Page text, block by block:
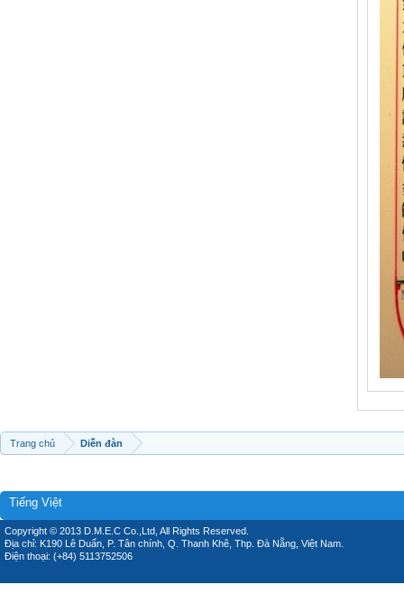
Trang chủ Diễn đàn
Tiếng Việt
Copyright © 2013 D.M.E.C Co.,Ltd, All Rights Reserved.
Địa chỉ: K190 Lê Duẩn, P. Tân chính, Q. Thanh Khê, Thp. Đà Nẵng, Việt Nam.
Điện thoại: (+84) 5113752506